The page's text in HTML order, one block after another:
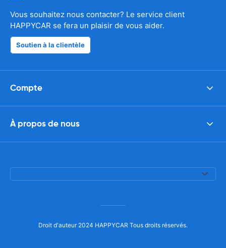
Vous souhaitez nous contacter? Le service client
HAPPYCAR se fera un plaisir de vous aider.
Soutien à la clientèle
Compte
À propos de nous
Droit d'auteur 2024 HAPPYCAR Tous droits réservés.